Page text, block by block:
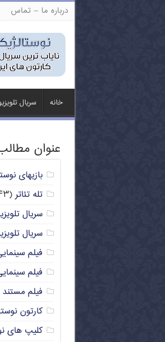
درباره ما – تماس
خانه سریال
عنوان
بازیهای
تله تئاتر(۴۳)
سریال
سریال
فیلم
فیلم
فیلم مستند
کارتون
کلیپ های